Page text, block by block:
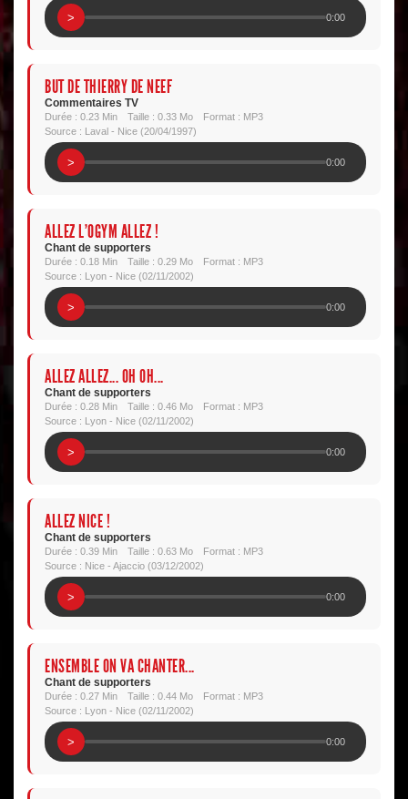
> 0:00
BUT DE THIERRY DE NEEF
Commentaires TV
Durée : 0.23 Min Taille : 0.33 Mo
Format : MP3
Source : Laval - Nice (20/04/1997)
> 0:00
ALLEZ L'OGYM ALLEZ !
Chant de supporters
Durée : 0.18 Min Taille : 0.29 Mo
Format : MP3
Source : Lyon - Nice (02/11/2002)
> 0:00
ALLEZ ALLEZ... OH OH...
Chant de supporters
Durée : 0.28 Min Taille : 0.46 Mo
Format : MP3
Source : Lyon - Nice (02/11/2002)
> 0:00
ALLEZ NICE !
Chant de supporters
Durée : 0.39 Min Taille : 0.63 Mo
Format : MP3
Source : Nice - Ajaccio (03/12/2002)
> 0:00
ENSEMBLE ON VA CHANTER...
Chant de supporters
Durée : 0.27 Min Taille : 0.44 Mo
Format : MP3
Source : Lyon - Nice (02/11/2002)
> 0:00